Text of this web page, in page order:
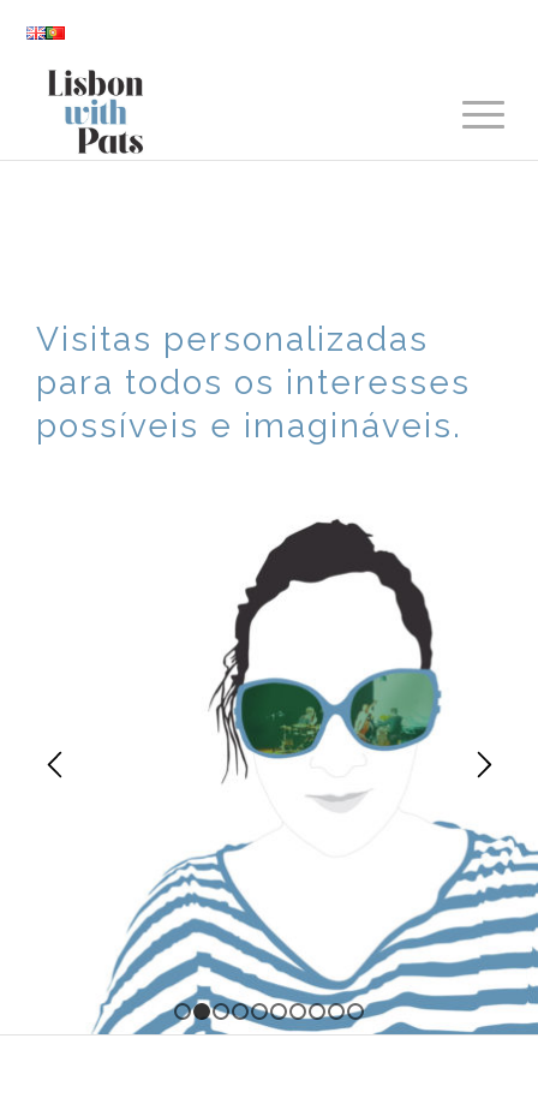
Visitas personalizadas
para todos os interesses
possíveis e imagináveis.
1 2 3 4 5 6 7 8 9 10